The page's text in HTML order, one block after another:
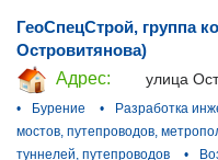
ГеоСпецСтрой, группа
Островитянова)
Адрес:
улица
•
Бурение • Разработка
мостов, путепроводов,
туннелей, путепроводов
•